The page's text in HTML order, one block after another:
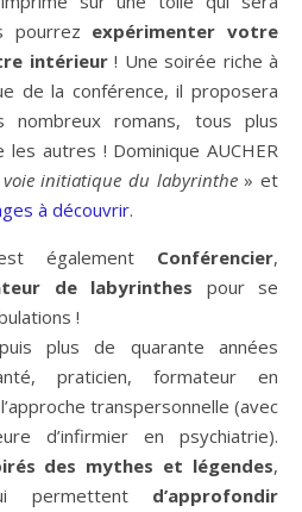
pourrez expérimenter votre
intérieur! Une soirée riche à
de la conférence, il proposera
nombreux romans, tous plus
autres ! Dominique AUCHER
voie initiatique du labyrinthe» et
à découvrir.
également Conférencier,
de labyrinthes pour se
!
plus de quarante années
praticien, formateur en
transpersonnelle (avec
d’infirmier en psychiatrie).
des mythes et légendes,
permettentd’approfondir